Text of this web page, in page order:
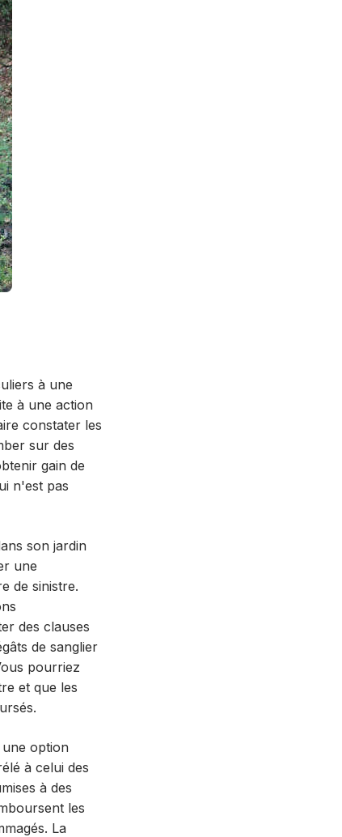
à une
à une action
constater les
sur des
gain de
n'est pas
son jardin
une
de sinistre.
des clauses
de sanglier
pourriez
et que les
option
à celui des
à des
les
La